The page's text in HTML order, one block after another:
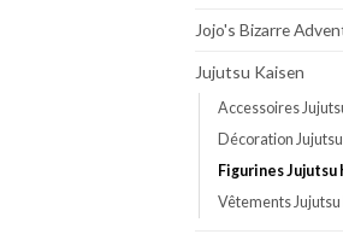
Jojo's Bizarre
Jujutsu Kaisen
Accessoires
Décoration
Figurines Jujutsu
Vêtements Jujutsu